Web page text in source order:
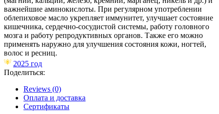
важнейшие аминокислоты. При регулярном употреблении
облепиховое масло укрепляет иммунитет, улучшает состояние
кишечника, сердечно-сосудистой системы, работу головного
мозга и работу репродуктивных органов. Также его можно
применять наружно для улучшения состояния кожи, ногтей,
волос и ресниц.
2025 год
Поделиться:
Reviews (0)
Оплата и доставка
Сертификаты